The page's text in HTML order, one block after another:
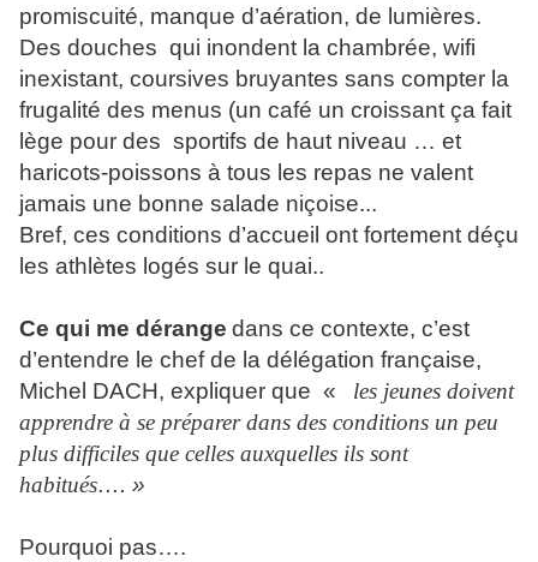
promiscuité, manque d’aération, de lumières.
Des douches qui inondent la chambrée, wifi
inexistant, coursives bruyantes sans compter la
frugalité des menus (un café un croissant ça fait
lège pour des sportifs de haut niveau … et
haricots-poissons à tous les repas ne valent
jamais une bonne salade niçoise...
Bref, ces conditions d’accueil ont fortement déçu
les athlètes logés sur le quai..
Ce qui me dérange dans ce contexte, c’est
d’entendre le chef de la délégation française,
Michel DACH, expliquer que «
les jeunes doivent
apprendre à se préparer dans des conditions un peu
plus difficiles que celles auxquelles ils sont
habitués…. »
Pourquoi pas….